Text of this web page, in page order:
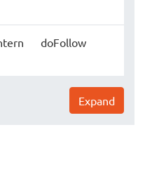
doFollow
Expand